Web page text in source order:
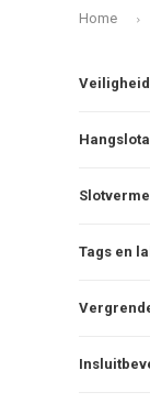
Home
Tags en